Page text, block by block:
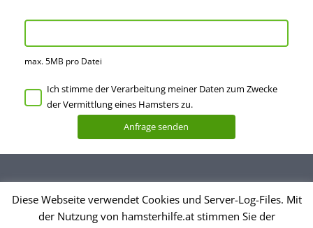
max. 5MB pro Datei
Ich stimme der Verarbeitung meiner Daten zum Zwecke
der Vermittlung eines Hamsters zu.
Impressum
Diese Webseite verwendet Cookies und Server-Log-Files. Mit
der Nutzung von hamsterhilfe.at stimmen Sie der